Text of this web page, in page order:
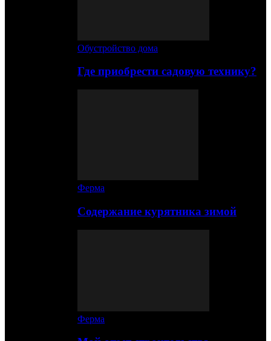
Обустройство дома
Где приобрести садовую технику?
Ферма
Содержание курятника зимой
Ферма